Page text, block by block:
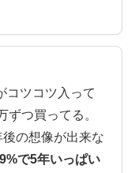
コツコツ入って
ずつ買ってる。
の想像が出来な
で5年いっぱい